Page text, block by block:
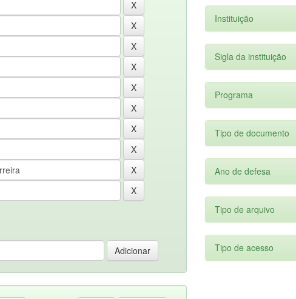
Instituição
Sigla da instituição
Programa
Tipo de documento
Ano de defesa
Tipo de arquivo
Tipo de acesso